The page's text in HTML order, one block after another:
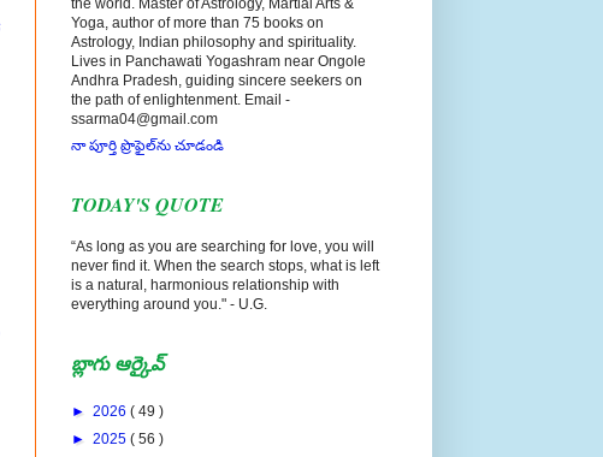
the world. Master of Astrology, Martial Arts &
Yoga, author of more than 75 books on
Astrology, Indian philosophy and spirituality.
Lives in Panchawati Yogashram near Ongole
Andhra Pradesh, guiding sincere seekers on
the path of enlightenment. Email -
ssarma04@gmail.com
నా పూర్తి ప్రొఫైల్‌ను చూడండి
TODAY'S QUOTE
“As long as you are searching for love, you will
never find it. When the search stops, what is left
is a natural, harmonious relationship with
everything around you." - U.G.
బ్లాగు ఆర్కైవ్
► 2026 ( 49 )
► 2025 ( 56 )